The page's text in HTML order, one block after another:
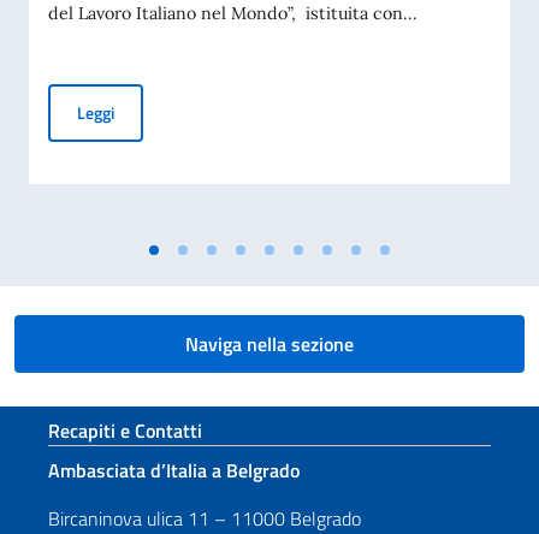
del Lavoro Italiano nel Mondo”, istituita con...
LeggiCOMMEMORAZIONE DEL 70. ANNIVERSARIO DEL
Naviga nella sezione
Sezione footer
Recapiti e Contatti
Ambasciata d’Italia a Belgrado
Bircaninova ulica 11 – 11000 Belgrado